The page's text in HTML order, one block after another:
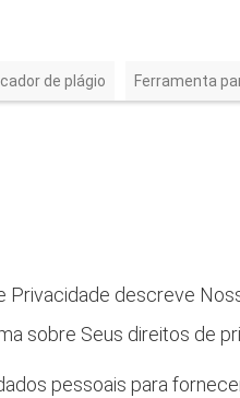
de plágio Ferramenta
Privacidade descreve
sobre Seus direitos de
pessoais para